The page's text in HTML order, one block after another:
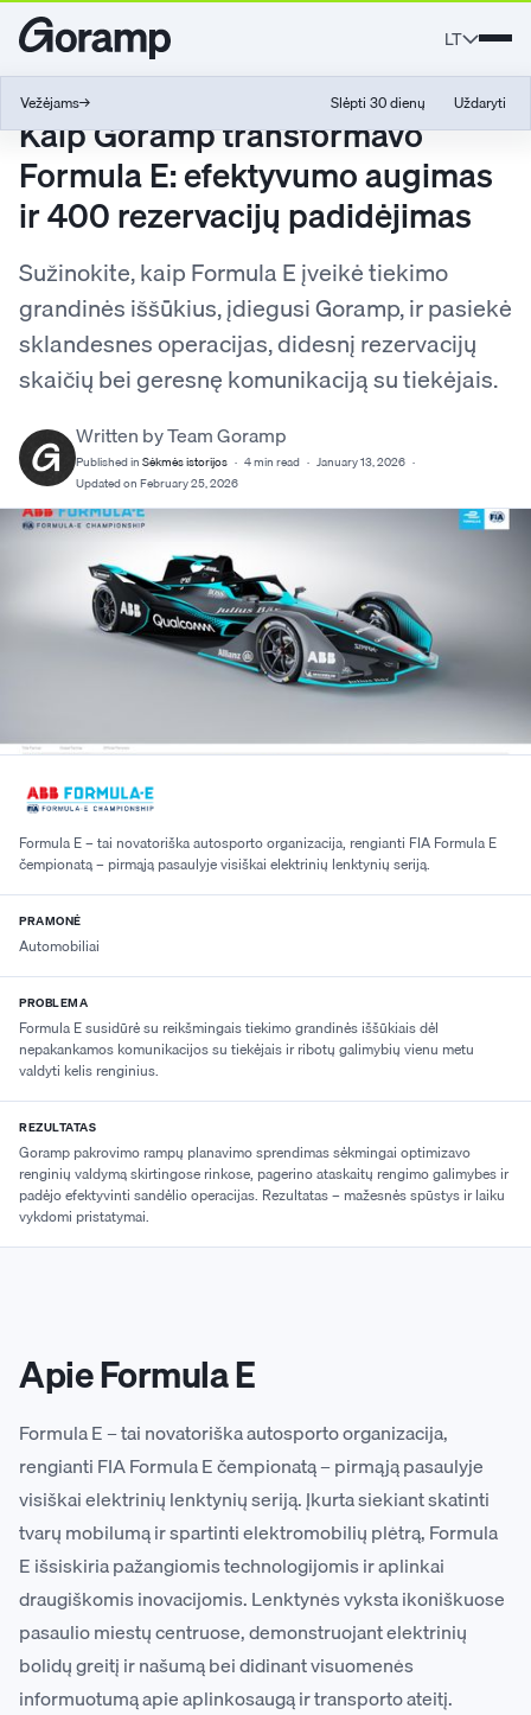
LT
Vežėjams→ Slėpti 30 dienų Uždaryti
Kaip Goramp transformavo
Formula E: efektyvumo augimas
ir 400 rezervacijų padidėjimas
Sužinokite, kaip Formula E įveikė tiekimo
grandinės iššūkius, įdiegusi Goramp, ir pasiekė
sklandesnes operacijas, didesnį rezervacijų
skaičių bei geresnę komunikaciją su tiekėjais.
Written by Team Goramp
Published inSėkmės istorijos · 4 min read · January 13, 2026 ·
Updated on February 25, 2026
Apie Formula E
Formula E – tai novatoriška autosporto organizacija,
rengianti FIA Formula E čempionatą – pirmąją pasaulyje
visiškai elektrinių lenktynių seriją. Įkurta siekiant skatinti
tvarų mobilumą ir spartinti elektromobilių plėtrą, Formula
E išsiskiria pažangiomis technologijomis ir aplinkai
draugiškomis inovacijomis. Lenktynės vyksta ikoniškuose
pasaulio miestų centruose, demonstruojant elektrinių
bolidų greitį ir našumą bei didinant visuomenės
informuotumą apie aplinkosaugą ir transporto ateitį.
Formula E – tai novatoriška autosporto organizacija, rengianti FIA Formula E
čempionatą – pirmąją pasaulyje visiškai elektrinių lenktynių seriją.
PRAMONĖ
Automobiliai
PROBLEMA
Formula E susidūrė su reikšmingais tiekimo grandinės iššūkiais dėl
nepakankamos komunikacijos su tiekėjais ir ribotų galimybių vienu metu
valdyti kelis renginius.
REZULTATAS
Goramp pakrovimo rampų planavimo sprendimas sėkmingai optimizavo
renginių valdymą skirtingose rinkose, pagerino ataskaitų rengimo galimybes ir
padėjo efektyvinti sandėlio operacijas. Rezultatas – mažesnės spūstys ir laiku
vykdomi pristatymai.